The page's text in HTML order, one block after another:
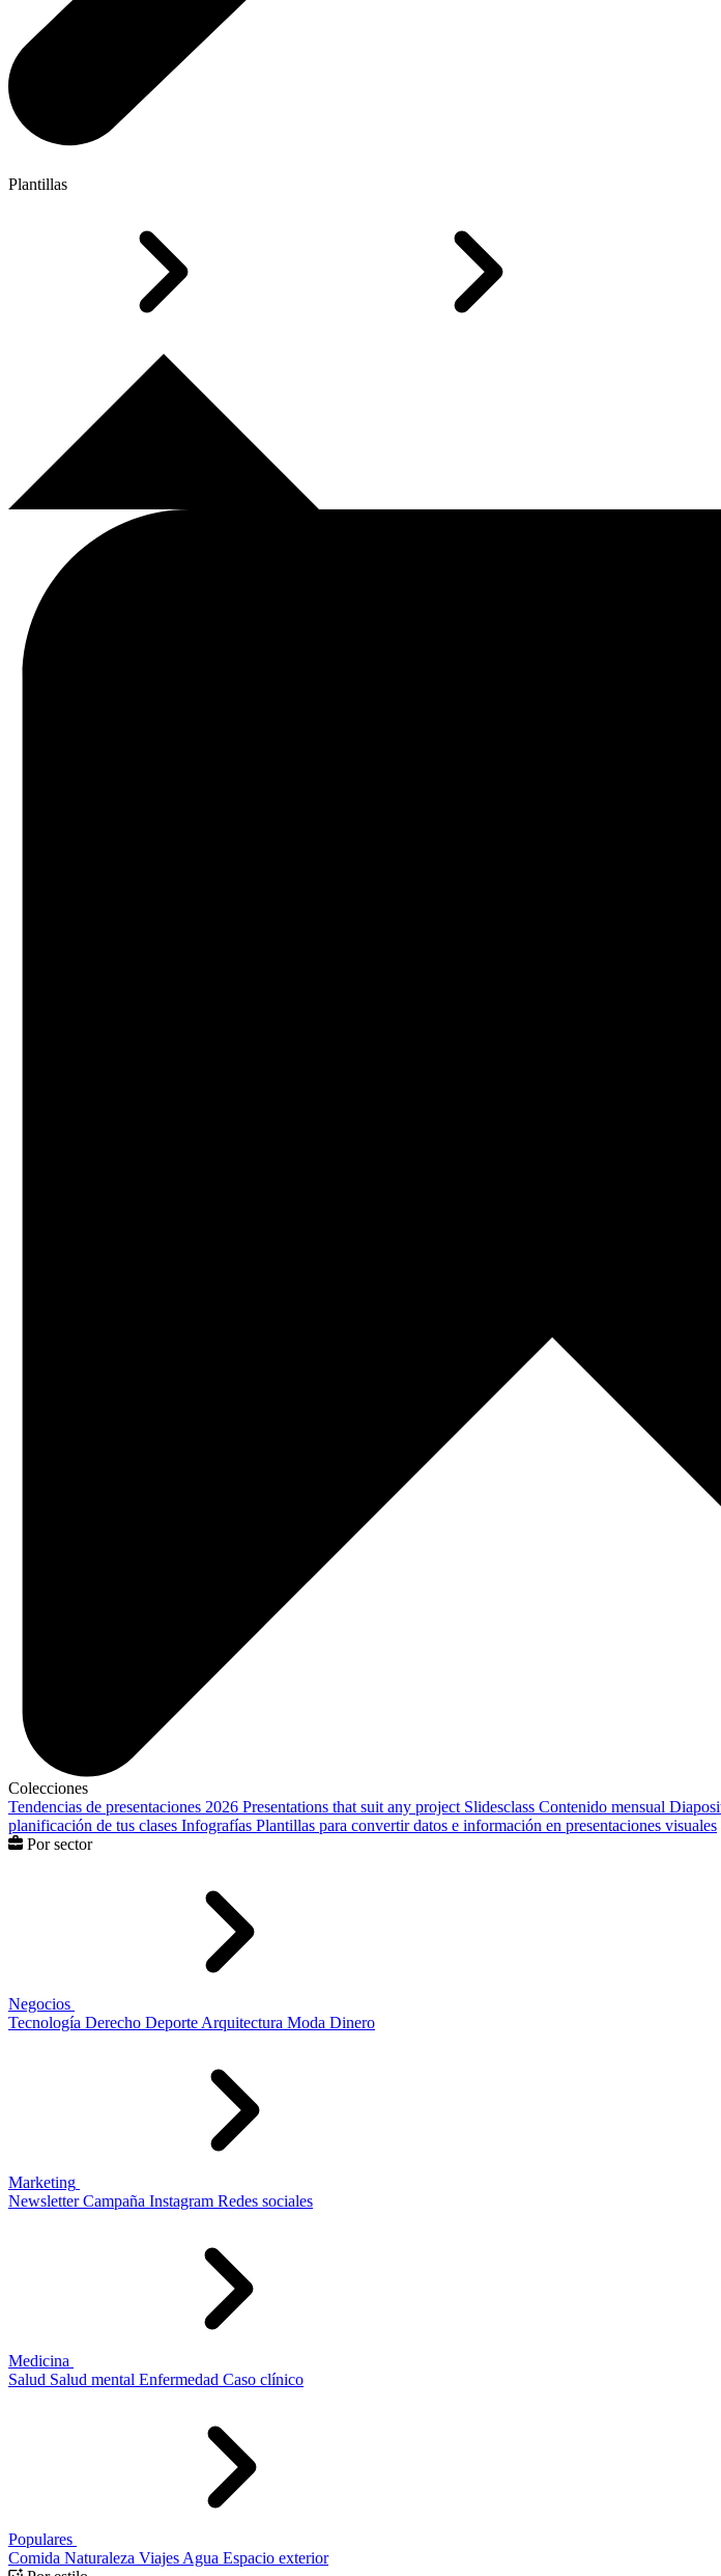
Plantillas
Colecciones
Tendencias de presentaciones 2026 Presentations that suit any project Slidesclass Contenido mensual
planificación de tus clases Infografías Plantillas para convertir datos e información en presentaciones visuales
Por sector
Negocios
Tecnología Derecho Deporte Arquitectura Moda Dinero
Marketing
Newsletter Campaña Instagram Redes sociales
Medicina
Salud Salud mental Enfermedad Caso clínico
Populares
Comida Naturaleza Viajes Agua Espacio exterior